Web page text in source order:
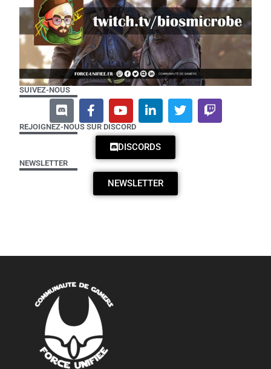
SUIVEZ-NOUS
REJOIGNEZ-NOUS SUR DISCORD
DISCORDS
NEWSLETTER
NEWSLETTER